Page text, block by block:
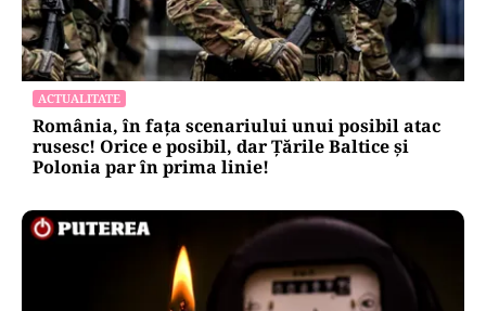
ACTUALITATE
România, în fața scenariului unui posibil atac
rusesc! Orice e posibil, dar Țările Baltice și
Polonia par în prima linie!